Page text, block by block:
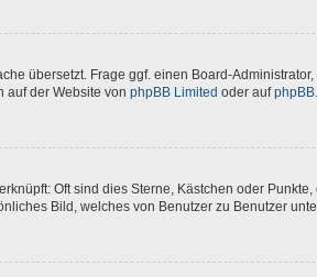
übersetzt. Frage ggf. einen Board-
auf der Website von phpBB Limited oder auf
Oft sind dies Sterne, Kästchen oder
Bild, welches von Benutzer zu Benutzer